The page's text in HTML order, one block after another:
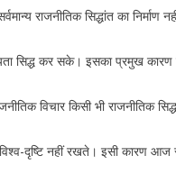
राजनीतिक सिद्धांत का निर्माण
सिद्ध कर सके। इसका प्रमुख कारण
विचार किसी भी राजनीतिक
दृष्टि नहीं रखते। इसी कारण आज